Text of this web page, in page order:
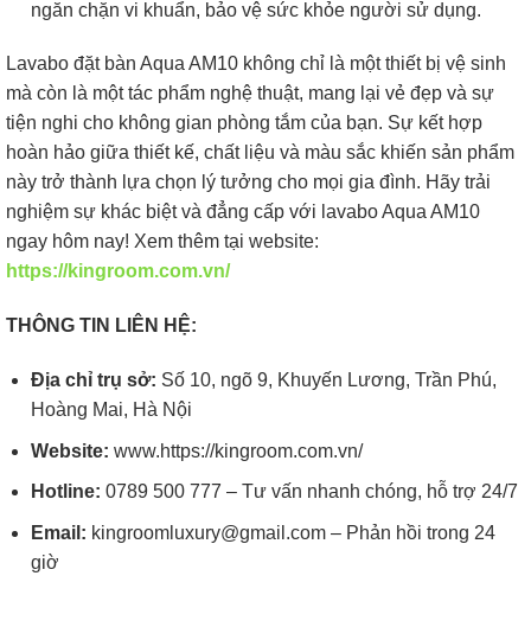
ngăn chặn vi khuẩn, bảo vệ sức khỏe người sử dụng.
Lavabo đặt bàn Aqua AM10 không chỉ là một thiết bị vệ sinh
mà còn là một tác phẩm nghệ thuật, mang lại vẻ đẹp và sự
tiện nghi cho không gian phòng tắm của bạn. Sự kết hợp
hoàn hảo giữa thiết kế, chất liệu và màu sắc khiến sản phẩm
này trở thành lựa chọn lý tưởng cho mọi gia đình. Hãy trải
nghiệm sự khác biệt và đẳng cấp với lavabo Aqua AM10
ngay hôm nay! Xem thêm tại website:
https://kingroom.com.vn/
THÔNG TIN LIÊN HỆ:
Địa chỉ trụ sở: Số 10, ngõ 9, Khuyến Lương, Trần Phú,
Hoàng Mai, Hà Nội
Website: www.https://kingroom.com.vn/
Hotline: 0789 500 777 – Tư vấn nhanh chóng, hỗ trợ 24/7
Email: kingroomluxury@gmail.com – Phản hồi trong 24
giờ